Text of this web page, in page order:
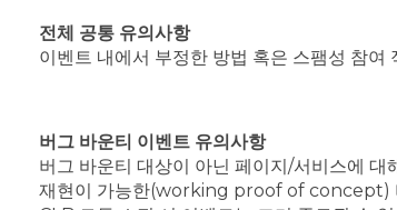
전체 공통 유의사항
이벤트 내에서 부정한 방법 혹은 스팸성 참
버그 바운티 이벤트 유의사항
버그 바운티 대상이 아닌 페이지/서비스에
재현이 가능한(working proof of concept)